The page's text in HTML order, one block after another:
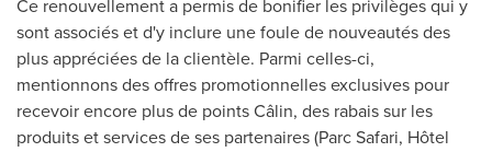
Ce renouvellement a permis de bonifier les privilèges qui y
sont associés et d'y inclure une foule de nouveautés des
plus appréciées de la clientèle. Parmi celles-ci,
mentionnons des offres promotionnelles exclusives pour
recevoir encore plus de points Câlin, des rabais sur les
produits et services de ses partenaires (Parc Safari, Hôtel